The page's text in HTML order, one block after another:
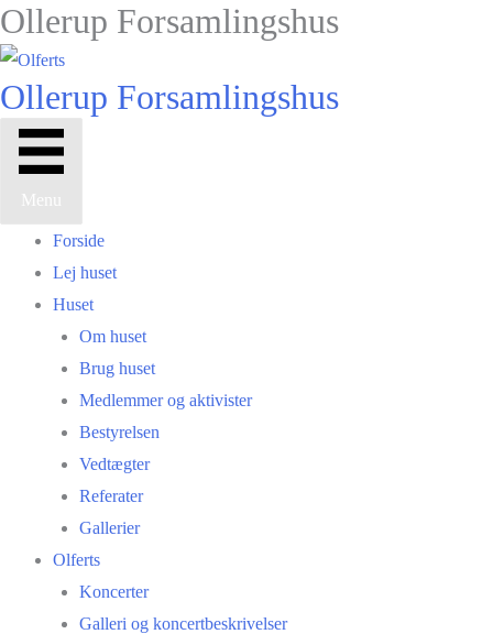
Gå
til
Ollerup Forsamlingshus
Ollerup Forsamlingshus
Menu
Forside
Lej huset
Huset
Om huset
Brug huset
Medlemmer og aktivister
Bestyrelsen
Vedtægter
Referater
Gallerier
Olferts
Koncerter
Galleri og koncertbeskrivelser